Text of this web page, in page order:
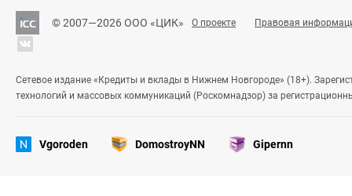
© 2007—2026 ООО «ЦИК» О проекте Правовая
Сетевое издание «Кредиты и вклады в Нижнем Новгороде» (18+).
технологий и массовых коммуникаций (Роскомнадзор) за
Vgoroden DomostroyNN Gipernn